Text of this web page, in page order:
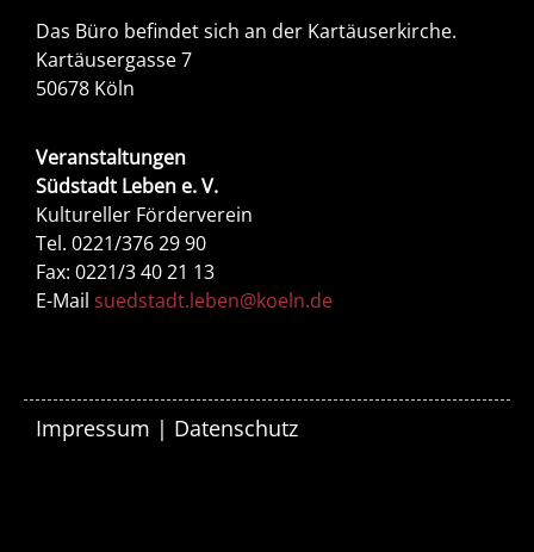
Das Büro befindet sich an der Kartäuserkirche.
Kartäusergasse 7
50678 Köln
Veranstaltungen
Südstadt Leben e. V.
Kultureller Förderverein
Tel. 0221/376 29 90
Fax: 0221/3 40 21 13
E-Mail suedstadt.leben@koeln.de
Impressum | Datenschutz